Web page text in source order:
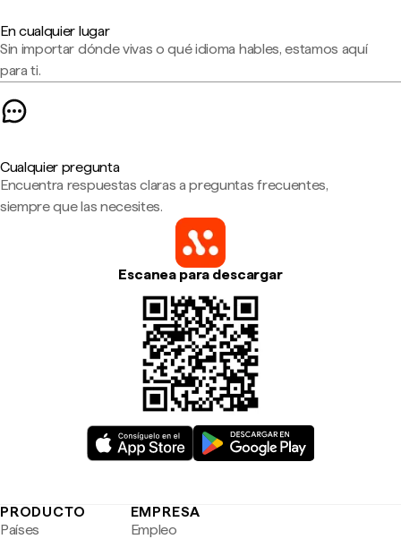
En cualquier lugar
Sin importar dónde vivas o qué idioma hables, estamos aquí
para ti.
Cualquier pregunta
Encuentra respuestas claras a preguntas frecuentes,
siempre que las necesites.
Escanea para descargar
PRODUCTO
Países
EMPRESA
Empleo